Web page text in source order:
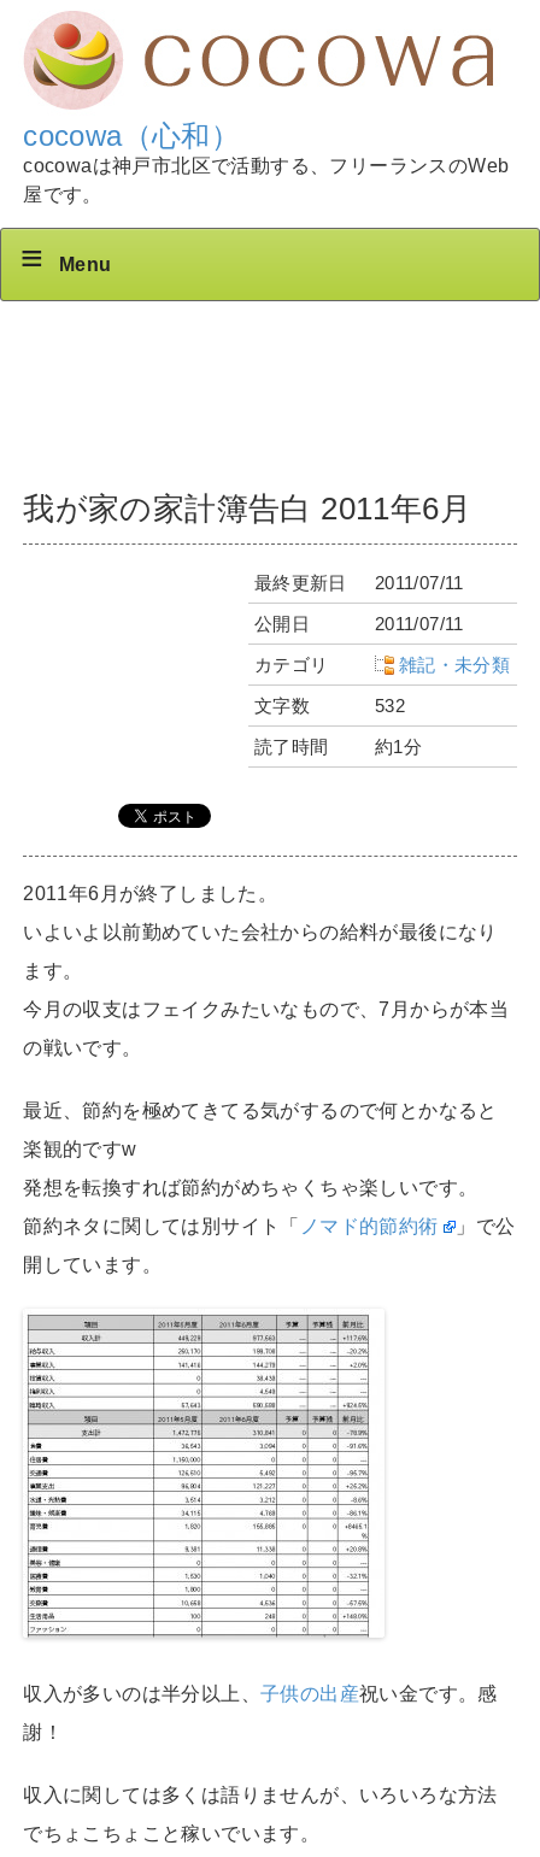
cocowa（心和）
cocowaは神戸市北区で活動する、フリーランスのWeb
屋です。
Menu
我が家の家計簿告白 2011年6月
最終更新日
2011/07/11
公開日
2011/07/11
カテゴリ
雑記・未分類
文字数
532
読了時間
約1分
2011年6月が終了しました。
いよいよ以前勤めていた会社からの給料が最後になり
ます。
今月の収支はフェイクみたいなもので、7月からが本当
の戦いです。
最近、節約を極めてきてる気がするので何とかなると
楽観的ですw
発想を転換すれば節約がめちゃくちゃ楽しいです。
節約ネタに関しては別サイト「
ノマド的節約術
」で公
開しています。
収入が多いのは半分以上、 子供の出産祝い金です。感
謝！
収入に関しては多くは語りませんが、いろいろな方法
でちょこちょこと稼いでいます。